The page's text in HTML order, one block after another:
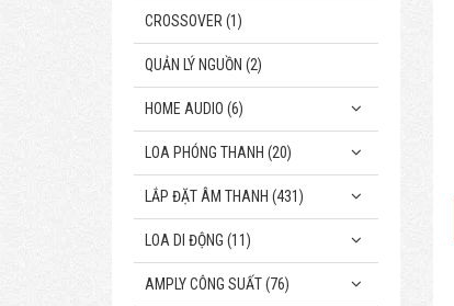
CROSSOVER (1)
QUẢN LÝ NGUỒN (2)
HOME AUDIO (6)
LOA PHÓNG THANH (20)
LẮP ĐẶT ÂM THANH (431)
LOA DI ĐỘNG (11)
AMPLY CÔNG SUẤT (76)